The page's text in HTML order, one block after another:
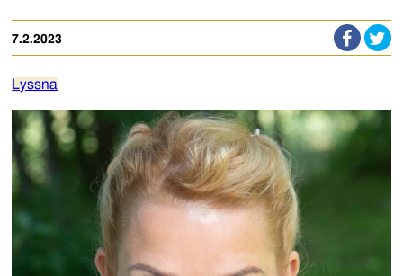
Begravningen
7.2.2023
Lyssna